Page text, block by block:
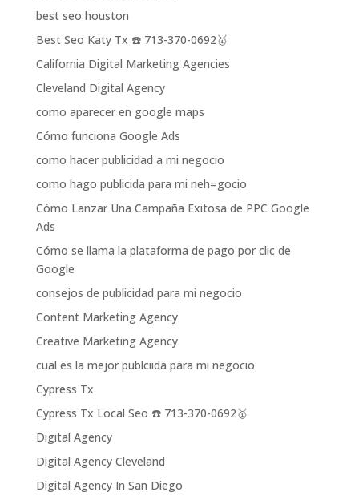
best seo houston
Best Seo Katy Tx ☎️ 713-370-0692🥇
California Digital Marketing Agencies
Cleveland Digital Agency
como aparecer en google maps
Cómo funciona Google Ads
como hacer publicidad a mi negocio
como hago publicida para mi neh=gocio
Cómo Lanzar Una Campaña Exitosa de PPC Google
Ads
Cómo se llama la plataforma de pago por clic de
Google
consejos de publicidad para mi negocio
Content Marketing Agency
Creative Marketing Agency
cual es la mejor publciida para mi negocio
Cypress Tx
Cypress Tx Local Seo ☎️ 713-370-0692🥇
Digital Agency
Digital Agency Cleveland
Digital Agency In San Diego